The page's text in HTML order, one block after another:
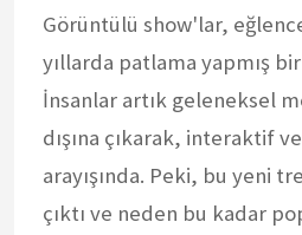
Görüntülü show'lar,
yıllarda patlama yapmış
İnsanlar artık geleneksel
dışına çıkarak, interaktif
arayışında. Peki, bu yeni
çıktı ve neden bu kadar